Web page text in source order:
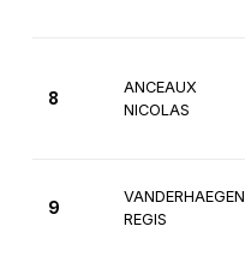
8
ANCEAUX
NICOLAS
9
VANDERHAEGEN
REGIS